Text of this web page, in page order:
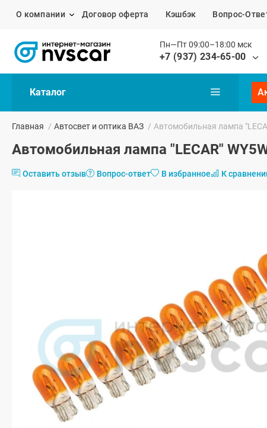
О компании Договор оферта Кэшбэк Вопрос-
Пн—Пт 09:00–18:00 мск
+7 (937) 234-65-00
Каталог
Главная / Автосвет и оптика ВАЗ / Автомобильная лампа
Автомобильная лампа "LECAR"
Оставить отзыв Вопрос-ответ В избранное К